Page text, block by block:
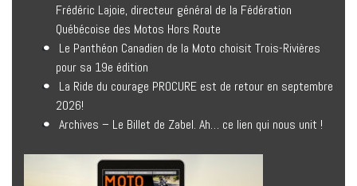
Frédéric Lajoie, directeur général de la Fédération
Québécoise des Motos Hors Route
Le Panthéon Canadien de la Moto choisit Trois-Rivières
pour sa 19e édition
La Ride du courage PROCURE est de retour en septembre
2026!
Archives – Le Billet de Zabel. Ah… ce lien qui nous unit !